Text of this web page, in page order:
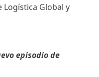
Logística Global y
episodio de